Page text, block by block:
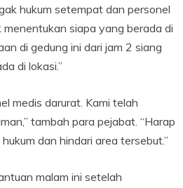
hukum setempat dan personel
siapa yang berada di
di gedung ini dari jam 2 siang
di lokasi.”
medis darurat. Kami telah
tambah para pejabat. “Harap
dan hindari area tersebut.”
malam ini setelah